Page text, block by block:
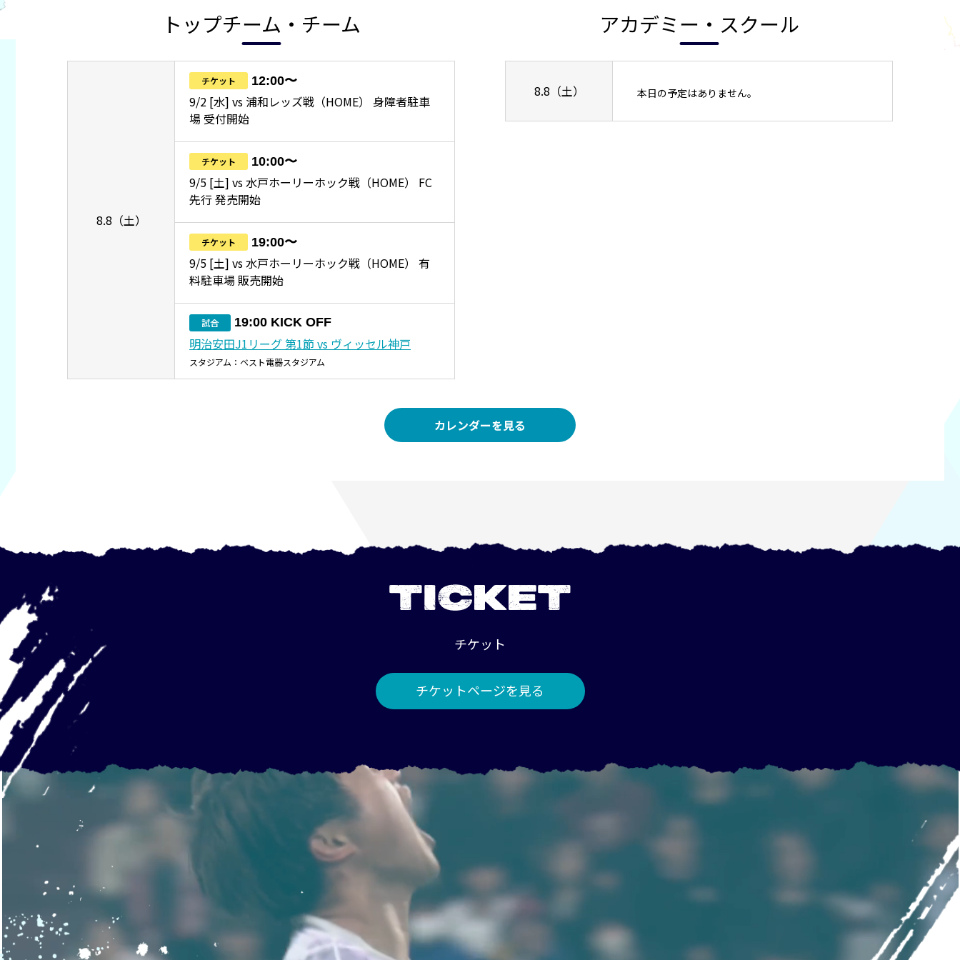
トップチーム・チーム
8.8（土）
チケット 12:00〜
9/2 [水] vs 浦和レッズ戦（HOME） 身障者駐車
場 受付開始
チケット 10:00〜
9/5 [土] vs 水戸ホーリーホック戦（HOME） FC
先行 発売開始
チケット 19:00〜
9/5 [土] vs 水戸ホーリーホック戦（HOME） 有
料駐車場 販売開始
試合 19:00 KICK OFF
明治安田J1リーグ 第1節 vs ヴィッセル神戸
スタジアム：ベスト電器スタジアム
アカデミー・スクール
8.8（土） 本日の予定はありません。
カレンダーを見る
TICKET
チケット
チケットページを見る